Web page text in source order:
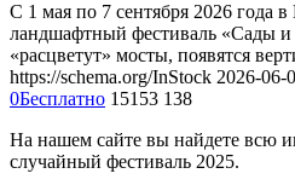
С 1 мая по 7 сентября 2026 года
ландшафтный фестиваль «Сады и
«расцветут» мосты, появятся
https://schema.org/InStock 2026-06-
0Бесплатно 15153 138
На нашем сайте вы найдете всю
случайный фестиваль 2025.